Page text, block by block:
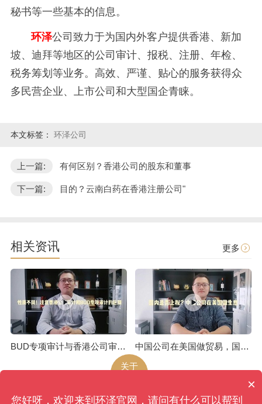
秘书等一些基本的信息。
环泽公司致力于为国内外客户提供香港、新加
坡、迪拜等地区的公司审计、报税、注册、年检、
税务筹划等业务。高效、严谨、贴心的服务获得众
多民营企业、上市公司和大型国企青睐。
本文标签： 环泽公司
上一篇: 有何区别？香港公司的股东和董事
下一篇: 目的？云南白药在香港注册公司"
相关资讯 更多
BUD专项审计与香港公司审计是不一样的
中国公司在美国做贸易，国内是否上税呢
关于
×
您好呀，欢迎来到环泽官网，请问有什么可以帮到